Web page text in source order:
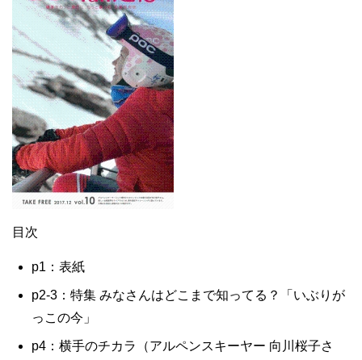
目次
p1：表紙
p2-3：特集 みなさんはどこまで知ってる？「いぶりが
っこの今」
p4：横手のチカラ（アルペンスキーヤー 向川桜子さ